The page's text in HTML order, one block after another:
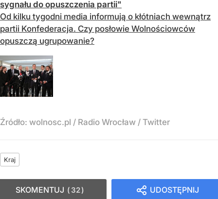
sygnału do opuszczenia partii"
Od kilku tygodni media informują o kłótniach wewnątrz
partii Konfederacja. Czy posłowie Wolnościowców
opuszczą ugrupowanie?
Źródło: wolnosc.pl / Radio Wrocław / Twitter
Kraj
UDOSTĘPNIJ
SKOMENTUJ 32